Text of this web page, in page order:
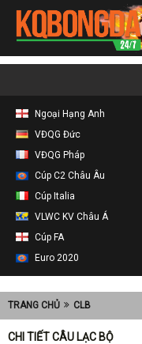
Ngoại Hạng Anh
VĐQG Đức
VĐQG Pháp
Cúp C2 Châu Âu
Cúp Italia
VLWC KV Châu Á
Cúp FA
Euro 2020
TRANG CHỦ CLB
CHI TIẾT CÂU LẠC BỘ